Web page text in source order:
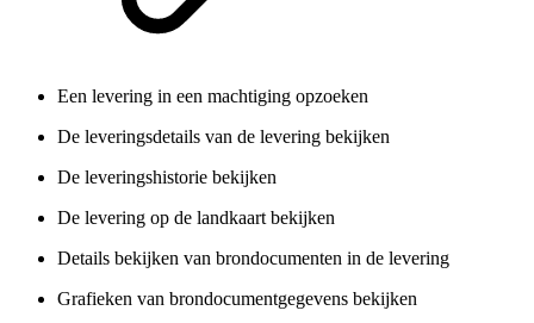
Een levering in een machtiging opzoeken
De leveringsdetails van de levering bekijken
De leveringshistorie bekijken
De levering op de landkaart bekijken
Details bekijken van brondocumenten in de levering
Grafieken van brondocumentgegevens bekijken